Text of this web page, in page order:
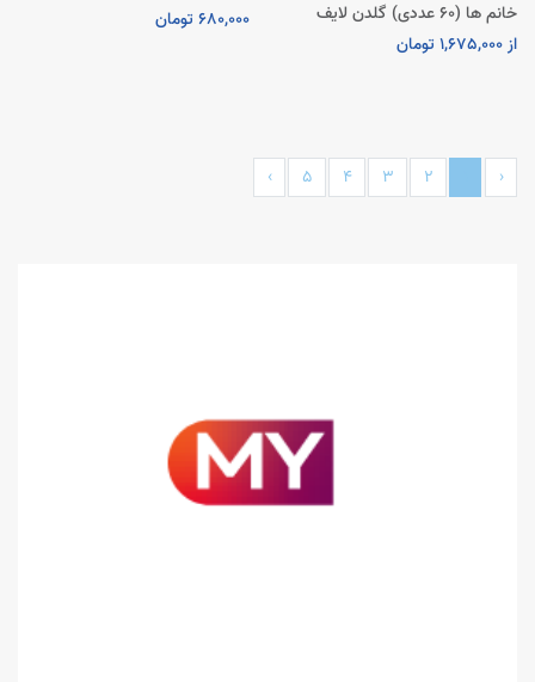
خانم ها (60 عددی) گلدن لایف
از 1,675,000 تومان
680,000 تومان
‹
2
3
4
5
›